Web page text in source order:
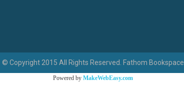
© Copyright 2015 All Rights Reserved. Fathom Bookspace
Powered by MakeWebEasy.com